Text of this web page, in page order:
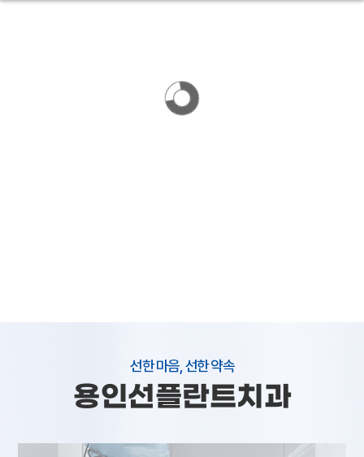
선한 마음, 선한 약속
용인선플란트치과